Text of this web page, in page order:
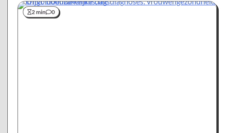
2 min 0